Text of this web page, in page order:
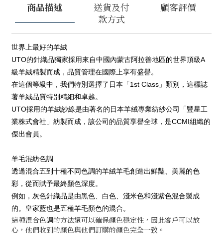
商品描述
送貨及付
款方式
顧客評價
世界上最好的羊絨
UTO的針織品獨家採用來自中國內蒙古阿拉善地區的世界頂級A
級羊絨精製而成，品質管理在國際上享有盛譽。
在這個等級中，我們特別選擇了日本「1st Class」類別，這標誌
著羊絨品質特別精細和卓越。
UTO採用的羊絨紗線是由著名的日本羊絨專業紡紗公司「豐星工
業株式會社」紡製而成，該公司的品質享譽全球，是CCMI組織的
傑出會員。
羊毛混紡色調
透過混合五到十種不同色調的羊絨羊毛創造出鮮豔、美麗的色
彩，從而賦予最終顏色深度。
例如，灰色針織品是由黑色、白色、淺米色和淺紫色混合製成
的。皇家藍也是五種羊毛顏色的混合。
這種混合色調的方法還可以確保顏色穩定性，因此客戶可以放
心，他們收到的顏色與他們訂購的顏色完全一致。